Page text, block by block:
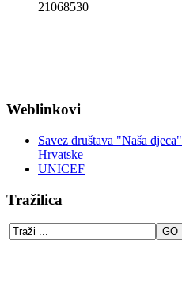
21068530
Weblinkovi
Savez društava "Naša djeca"
Hrvatske
UNICEF
Tražilica